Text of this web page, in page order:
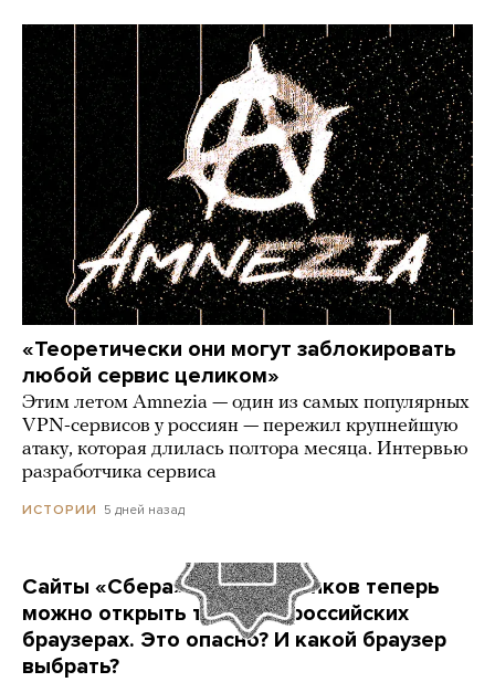
«Теоретически они могут заблокировать
любой сервис целиком»
Этим летом Amnezia — один из самых популярных
VPN-сервисов у россиян — пережил крупнейшую
атаку, которая длилась полтора месяца. Интервью
разработчика сервиса
ИСТОРИИ 5 дней назад
Сайты «Сбера» и других банков теперь
можно открыть только в российских
браузерах. Это опасно? И какой браузер
выбрать?